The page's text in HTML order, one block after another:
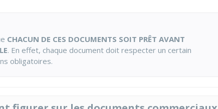
CHACUN DE CES DOCUMENTS SOIT PRÊT AVANT
. En effet, chaque document doit respecter un certain
obligatoires.